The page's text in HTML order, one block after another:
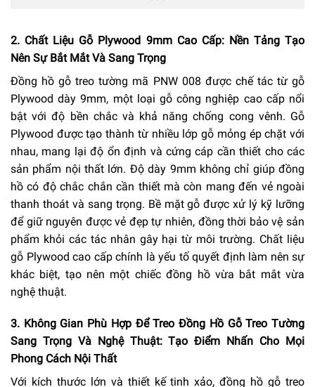
2. Chất Liệu Gỗ Plywood 9mm Cao Cấp: Nền Tảng Tạo
Nên Sự Bắt Mắt Và Sang Trọng
Đồng hồ gỗ treo tường mã PNW 008 được chế tác từ gỗ
Plywood dày 9mm, một loại gỗ công nghiệp cao cấp nổi
bật với độ bền chắc và khả năng chống cong vênh. Gỗ
Plywood được tạo thành từ nhiều lớp gỗ mỏng ép chặt với
nhau, mang lại độ ổn định và cứng cáp cần thiết cho các
sản phẩm nội thất lớn. Độ dày 9mm không chỉ giúp đồng
hồ có độ chắc chắn cần thiết mà còn mang đến vẻ ngoài
thanh thoát và sang trọng. Bề mặt gỗ được xử lý kỹ lưỡng
để giữ nguyên được vẻ đẹp tự nhiên, đồng thời bảo vệ sản
phẩm khỏi các tác nhân gây hại từ môi trường. Chất liệu
gỗ Plywood cao cấp chính là yếu tố quyết định làm nên sự
khác biệt, tạo nên một chiếc đồng hồ vừa bắt mắt vừa
nghệ thuật.
3. Không Gian Phù Hợp Để Treo Đồng Hồ Gỗ Treo Tường
Sang Trọng Và Nghệ Thuật: Tạo Điểm Nhấn Cho Mọi
Phong Cách Nội Thất
Với kích thước lớn và thiết kế tinh xảo, đồng hồ gỗ treo